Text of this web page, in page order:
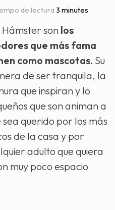
de lectura 3 minutes
Hámster son los
que más fama
como mascotas. Su
de ser tranquila, la
que inspiran y lo
que son animan a
sea querido por los más
de la casa y por
adulto que quiera
muy poco espacio